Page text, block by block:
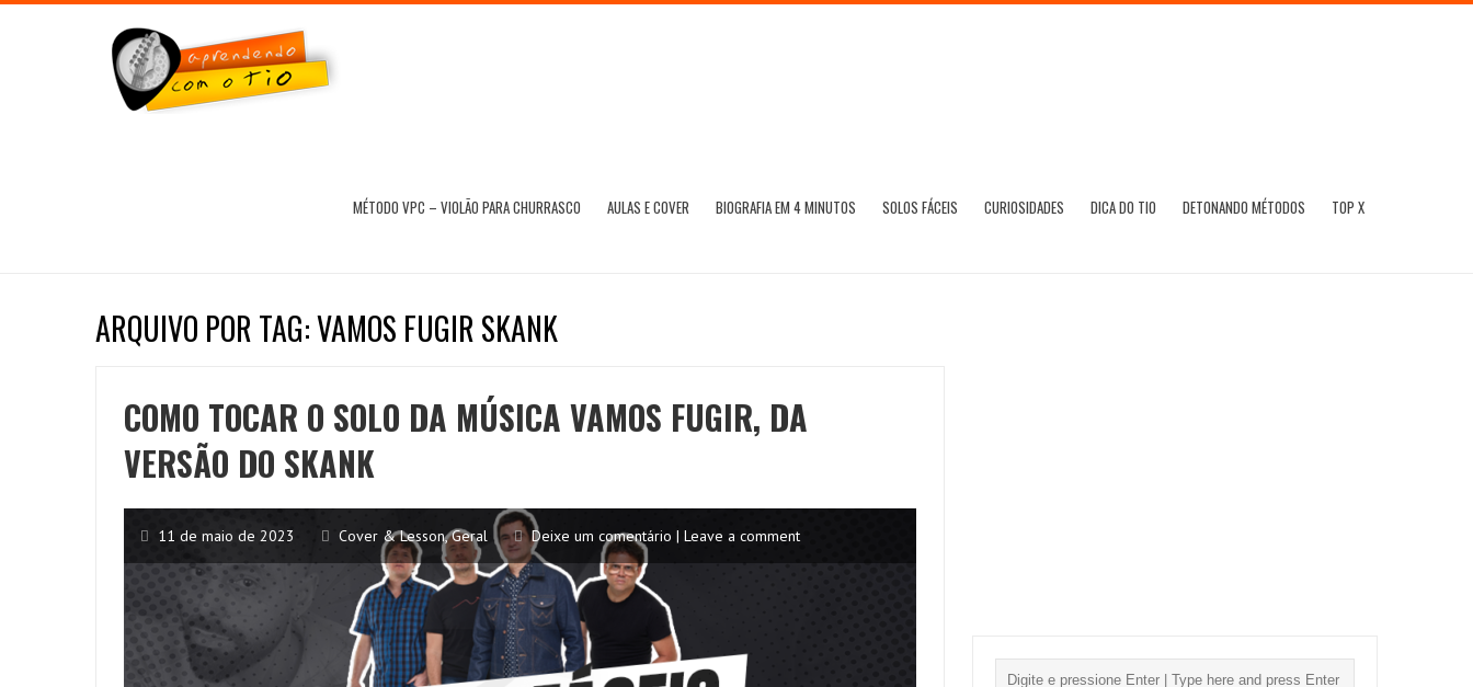
MÉTODO VPC – VIOLÃO PARA CHURRASCO AULAS E COVER BIOGRAFIA EM 4 MINUTOS SOLOS FÁCEIS CURIOSIDADES DICA DO TIO DETONANDO MÉTODOS TOP X
ARQUIVO POR TAG: VAMOS FUGIR SKANK
COMO TOCAR O SOLO DA MÚSICA VAMOS FUGIR, DA
VERSÃO DO SKANK
11 de maio de 2023 Cover & Lesson,Geral Deixe um comentário | Leave a comment